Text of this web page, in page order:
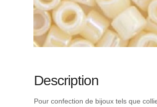
Description
Pour confection de bijoux tels que